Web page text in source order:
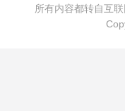
所有内容都转自互